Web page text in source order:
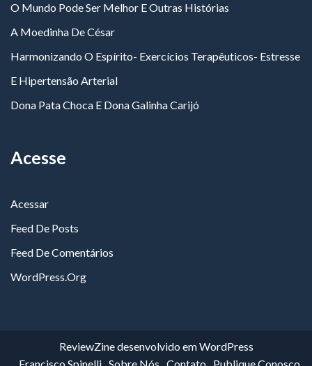
O Mundo Pode Ser Melhor E Outras Histórias
A Moedinha De César
Harmonizando O Espírito- Exercícios Terapêuticos- Estresse
E Hipertensão Arterial
Dona Pata Choca E Dona Galinha Carijó
Acesse
Acessar
Feed De Posts
Feed De Comentários
WordPress.org
ReviewZinedesenvolvido emWordPress